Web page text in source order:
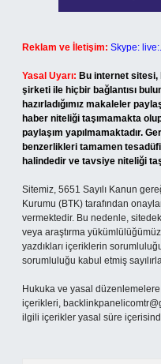
Reklam ve İletişim: Skype:
Yasal Uyarı: Bu internet sitesi,
şirketi ile hiçbir bağlantısı
hazırladığımız makaleler
haber niteliği taşımamakta
paylaşım yapılmamaktadır.
benzerlikleri tamamen
halindedir ve tavsiye niteliği
Sitemiz, 5651 Sayılı Kanun
Kurumu (BTK) tarafından
vermektedir. Bu nedenle,
veya araştırma
yazdıkları içeriklerin
sorumluluğu kabul etmiş
Hukuka ve yasal
içerikleri,
ilgili içerikler yasal süre